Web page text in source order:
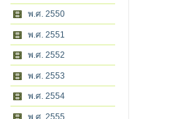
พ.ศ. 2550
พ.ศ. 2551
พ.ศ. 2552
พ.ศ. 2553
พ.ศ. 2554
พ.ศ. 2555